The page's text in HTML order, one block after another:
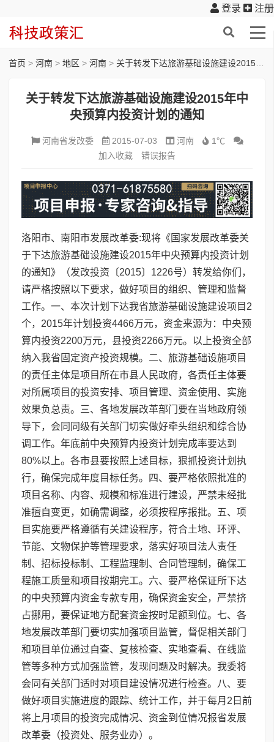
登录 注册
首页 > 河南 > 地区 > 河南 > 关于转发下达旅游基础设施建设2015年中央预算内投资计划的通知
关于转发下达旅游基础设施建设2015年中
央预算内投资计划的通知
河南省发改委 2015-07-03 河南
1℃
加入收藏
错误报告
洛阳市、南阳市发展改革委:现将《国家发展改革委关
于下达旅游基础设施建设2015年中央预算内投资计划
的通知》（发改投资〔2015〕1226号）转发给你们，
请严格按照以下要求，做好项目的组织、管理和监督
工作。一、本次计划下达我省旅游基础设施建设项目2
个，2015年计划投资4466万元，资金来源为：中央预
算内投资2200万元，县投资2266万元。以上投资全部
纳入我省固定资产投资规模。二、旅游基础设施项目
的责任主体是项目所在市县人民政府，各责任主体要
对所属项目的投资安排、项目管理、资金使用、实施
效果负总责。三、各地发展改革部门要在当地政府领
导下，会同同级有关部门切实做好牵头组织和综合协
调工作。年底前中央预算内投资计划完成率要达到
80%以上。各市县要按照上述目标，狠抓投资计划执
行，确保完成年度目标任务。四、要严格依照批准的
项目名称、内容、规模和标准进行建设，严禁未经批
准擅自变更，如确需调整，必须按程序报批。五、项
目实施要严格遵循有关建设程序，符合土地、环评、
节能、文物保护等管理要求，落实好项目法人责任
制、招标投标制、工程监理制、合同管理制，确保工
程施工质量和项目按期完工。六、要严格保证所下达
的中央预算内资金专款专用，确保资金安全，严禁挤
占挪用，要保证地方配套资金按时足额到位。七、各
地发展改革部门要切实加强项目监管，督促相关部门
和项目单位通过自查、复核检查、实地查看、在线监
管等多种方式加强监管，发现问题及时解决。我委将
会同有关部门适时对项目建设情况进行检查。八、要
做好项目实施进度的跟踪、统计工作，并于每月2日前
将上月项目的投资完成情况、资金到位情况报省发展
改革委（投资处、服务业办）。